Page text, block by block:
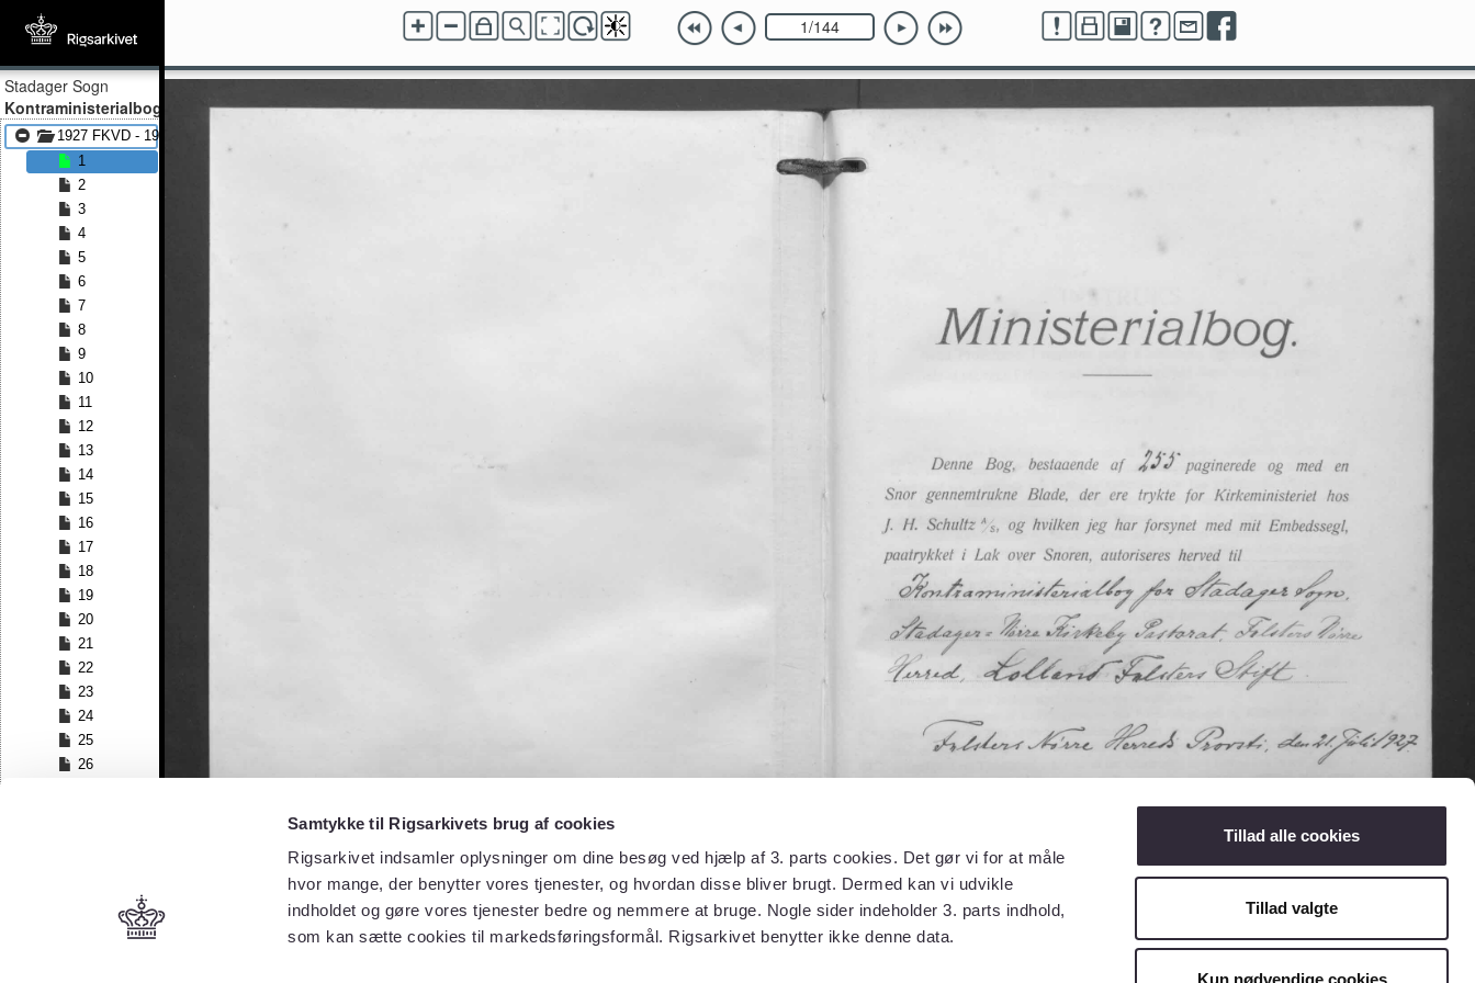
Samtykke til Rigsarkivets brug af cookies
Rigsarkivet indsamler oplysninger om dine besøg ved hjælp af 3. parts cookies. Det gør vi for at måle
hvor mange, der benytter vores tjenester, og hvordan disse bliver brugt. Dermed kan vi udvikle
indholdet og gøre vores tjenester bedre og nemmere at bruge. Nogle sider indeholder 3. parts indhold,
som kan sætte cookies til markedsføringsformål. Rigsarkivet benytter ikke denne data.
Tillad alle cookies
Tillad valgte
Kun nødvendige cookies
Stadager Sogn
Kontraministerialbog
1927 FKVD - 1950 FKVD
1
2
3
4
5
6
7
8
9
10
11
12
13
14
15
16
17
18
19
20
21
22
23
24
25
26